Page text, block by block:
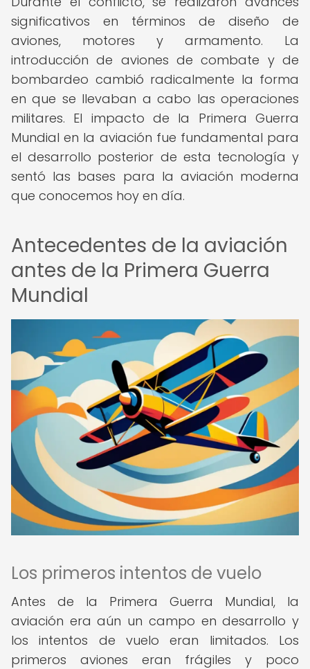
significativos en términos de diseño de
aviones, motores y armamento. La
introducción de aviones de combate y de
bombardeo cambió radicalmente la forma
en que se llevaban a cabo las operaciones
militares. El impacto de la Primera Guerra
Mundial en la aviación fue fundamental para
el desarrollo posterior de esta tecnología y
sentó las bases para la aviación moderna
que conocemos hoy en día.
Antecedentes de la aviación
antes de la Primera Guerra
Mundial
Los primeros intentos de vuelo
Antes de la Primera Guerra Mundial, la
aviación era aún un campo en desarrollo y
los intentos de vuelo eran limitados. Los
primeros aviones eran frágiles y poco